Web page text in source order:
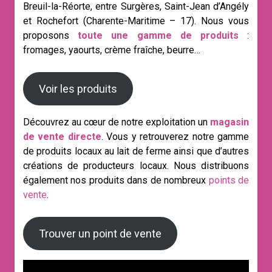
Breuil-la-Réorte, entre Surgères, Saint-Jean d’Angély
et Rochefort (Charente-Maritime – 17). Nous vous
proposonstoute une gamme de produits :
fromages, yaourts, crème fraîche, beurre…
Voir les produits
Découvrez au cœur de notre exploitation un magasin
de vente directe. Vous y retrouverez notre gamme
de produits locaux au lait de ferme ainsi que d’autres
créations de producteurs locaux. Nous distribuons
également nos produits dans de nombreux points de
vente.
Trouver un point de vente